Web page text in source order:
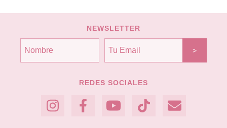
NEWSLETTER
REDES SOCIALES